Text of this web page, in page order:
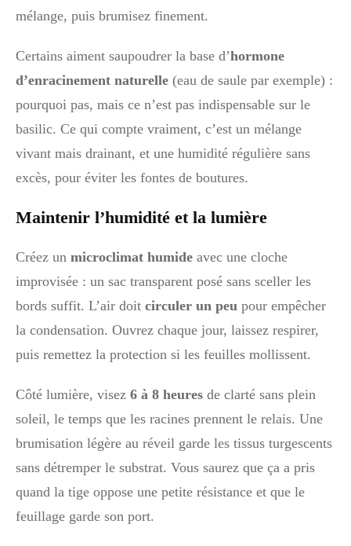
mélange, puis brumisez finement.
Certains aiment saupoudrer la base d’hormone
d’enracinement naturelle (eau de saule par exemple) :
pourquoi pas, mais ce n’est pas indispensable sur le
basilic. Ce qui compte vraiment, c’est un mélange
vivant mais drainant, et une humidité régulière sans
excès, pour éviter les fontes de boutures.
Maintenir l’humidité et la lumière
Créez un microclimat humide avec une cloche
improvisée : un sac transparent posé sans sceller les
bords suffit. L’air doit circuler un peu pour empêcher
la condensation. Ouvrez chaque jour, laissez respirer,
puis remettez la protection si les feuilles mollissent.
Côté lumière, visez 6 à 8 heures de clarté sans plein
soleil, le temps que les racines prennent le relais. Une
brumisation légère au réveil garde les tissus turgescents
sans détremper le substrat. Vous saurez que ça a pris
quand la tige oppose une petite résistance et que le
feuillage garde son port.